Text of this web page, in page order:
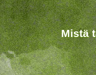
Mistä